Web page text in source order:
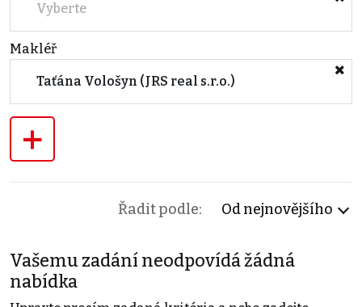
Vyberte
Makléř
Taťána Vološyn (JRS real s.r.o.)
+
Řadit podle: Od nejnovějšího
Vašemu zadání neodpovídá žádná
nabídka